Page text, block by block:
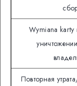
Wymiana karty
Повторная